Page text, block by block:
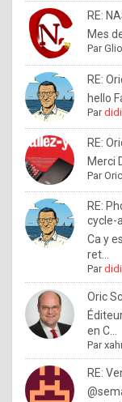
RE:
Mes
Par
RE:
hello
Par
RE:
Merci
Par
RE:
cycle-
Ca y
ret...
Par
Oric
en C...
Par
RE: